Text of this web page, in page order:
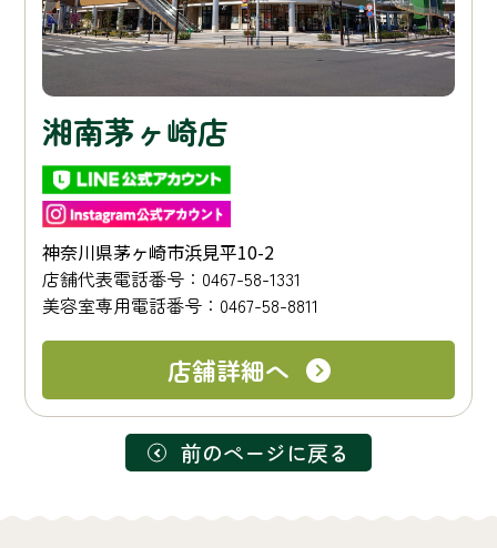
湘南茅ヶ崎店
神奈川県茅ヶ崎市浜見平10-2
店舗代表電話番号：0467-58-1331
美容室専用電話番号：0467-58-8811
店舗詳細へ
前のページに戻る